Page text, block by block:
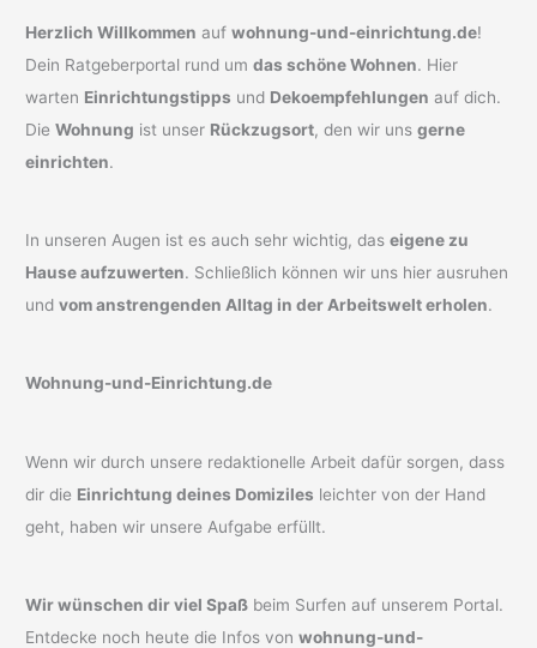
Herzlich Willkommen aufwohnung-und-einrichtung.de!
Dein Ratgeberportal rund umdas schöne Wohnen. Hier
warten Einrichtungstipps und Dekoempfehlungen auf dich.
DieWohnung ist unser Rückzugsort, den wir unsgerne
einrichten.
In unseren Augen ist es auch sehr wichtig, daseigene zu
Hause aufzuwerten. Schließlich können wir uns hier ausruhen
undvom anstrengenden Alltag in der Arbeitswelt erholen.
Wohnung-und-Einrichtung.de
Wenn wir durch unsere redaktionelle Arbeit dafür sorgen, dass
dir die Einrichtung deines Domiziles leichter von der Hand
geht, haben wir unsere Aufgabe erfüllt.
Wir wünschen dir viel Spaß beim Surfen auf unserem Portal.
Entdecke noch heute die Infos vonwohnung-und-